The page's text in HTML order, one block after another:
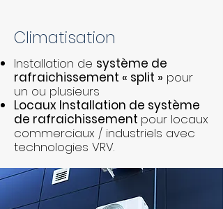
Climatisation
Installation de système de
rafraichissement « split » pour
un ou plusieurs
Locaux Installation de système
de rafraichissement pour locaux
commerciaux / industriels avec
technologies VRV.